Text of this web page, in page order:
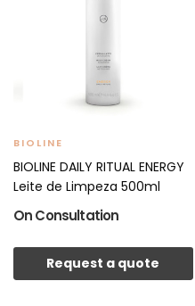
BIOLINE
BIOLINE DAILY RITUAL ENERGY
Leite de Limpeza 500ml
On Consultation
Request a quote